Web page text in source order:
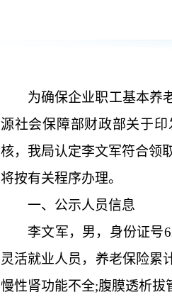
为确保企业职工基本养
源社会保障部财政部关于印
核，我局认定李文军符合领
将按有关程序办理。
一、公示人员信息
李文军，男，身份证号
灵活就业人员，养老保险累
慢性肾功能不全;腹膜透析拔